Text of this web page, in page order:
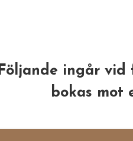
Följande ingår
bokas mot